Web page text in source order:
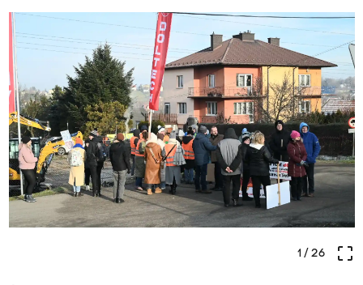
crop_free
1 / 26